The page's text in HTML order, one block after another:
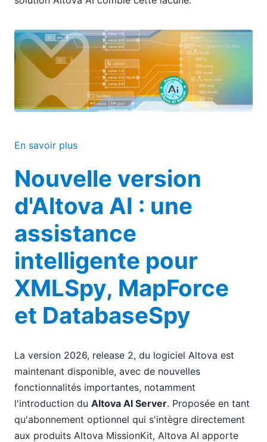
En savoir plus
Nouvelle version
d'Altova AI : une
assistance
intelligente pour
XMLSpy, MapForce
et DatabaseSpy
La version 2026, release 2, du logiciel Altova est
maintenant disponible, avec de nouvelles
fonctionnalités importantes, notamment
l'introduction du Altova AI Server. Proposée en tant
qu'abonnement optionnel qui s'intègre directement
aux produits Altova MissionKit, Altova AI apporte